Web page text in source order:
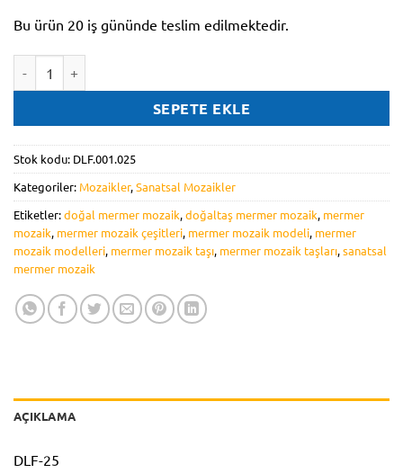
Bu ürün 20 iş gününde teslim edilmektedir.
SEPETE EKLE
Stok kodu: DLF.001.025
Kategoriler: Mozaikler,Sanatsal Mozaikler
Etiketler:doğal mermer mozaik,doğaltaş mermer mozaik, mermer
mozaik, mermer mozaik çeşitleri, mermer mozaik modeli, mermer
mozaik modelleri, mermer mozaik taşı, mermer mozaik taşları,sanatsal
mermer mozaik
AÇIKLAMA
DLF-25